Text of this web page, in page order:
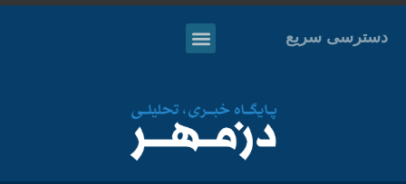
دسترسی سریع